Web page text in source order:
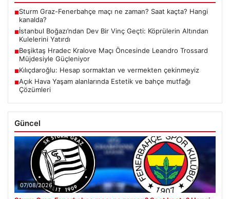
■Sturm Graz-Fenerbahçe maçı ne zaman? Saat kaçta? Hangi
kanalda?
■İstanbul Boğazı’ndan Dev Bir Vinç Geçti: Köprülerin Altından
Kulelerini Yatırdı
■Beşiktaş Hradec Kralove Maçı Öncesinde Leandro Trossard
Müjdesiyle Güçleniyor
■Kılıçdaroğlu: Hesap sormaktan ve vermekten çekinmeyiz
■Açık Hava Yaşam alanlarında Estetik ve bahçe mutfağı
Çözümleri
Güncel
07/08/2026